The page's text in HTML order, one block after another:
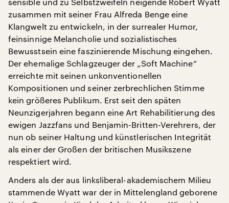
zusammen mit seiner Frau Alfreda Benge eine
Klangwelt zu entwickeln, in der surrealer Humor,
feinsinnige Melancholie und sozialistisches
Bewusstsein eine faszinierende Mischung eingehen.
Der ehemalige Schlagzeuger der „Soft Machine“
erreichte mit seinen unkonventionellen
Kompositionen und seiner zerbrechlichen Stimme
kein größeres Publikum. Erst seit den späten
Neunzigerjahren begann eine Art Rehabilitierung des
ewigen Jazzfans und Benjamin-Britten-Verehrers, der
nun ob seiner Haltung und künstlerischen Integrität
als einer der Großen der britischen Musikszene
respektiert wird.
Anders als der aus linksliberal-akademischem Milieu
stammende Wyatt war der in Mittelengland geborene